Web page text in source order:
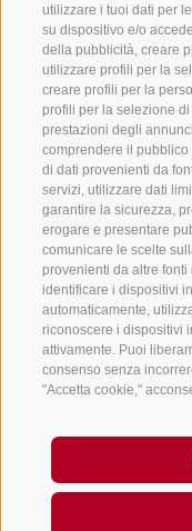
utilizzare i tuoi dati per
su dispositivo e/o
della pubblicità, creare
utilizzare profili per la
creare profili per la
profili per la selezione
prestazioni degli
comprendere il
di dati provenienti da
servizi, utilizzare dati
garantire la sicurezza,
erogare e presentare
comunicare le scelte
provenienti da altre
identificare i dispositivi
automaticamente,
riconoscere i dispositivi
attivamente. Puoi
consenso senza
"Accetta cookie,"
qualsiasi momento
alla pagina o sull'icona
preferenze si
Sempre
NEWSLETTER
Alloggi
Hotel
Garni/B&B